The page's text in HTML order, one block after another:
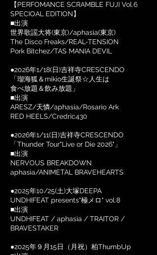
【PERFOMANCE SCRAMBLE FUJI Vol.6
SPECIOAL EDITION】
■出演
世界歌謡大将(東京)/aphasia(東京)
The Disco Freaks/REAL-TENSION
Pork Bitchez/TAS MANIA DEVIL
●2026年1/18(日)吉祥寺CRESCENDO
「瑠海狐＆mikio生誕祭☆人生は
食べ放題＆飲み放題」
■出演
ARESZ/天憐/aphasia/Rosario Ark
RED HEELS/Credric430
●2026年1/11(日)吉祥寺CRESCENDO
「Thunder Tour"Live or Die 2026"」
■出演
NERVOUS BREAKDOWN
aphasia/ANIMETAL BRAVEHEARTS
●2025年10/25(土)大塚DEEPA
UNDHIFEAT presents"極メロ" vol.8
​■出演
UNDHIFEAT / aphasia / TRAITOR /
BRAVESTAKER
●2025年９月15日（月祝）柏ThumbUp